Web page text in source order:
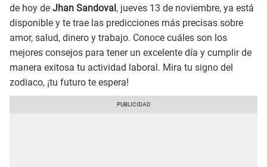
de hoy de Jhan Sandoval , jueves 13 de noviembre, ya está
disponible y te trae las predicciones más precisas sobre
amor, salud, dinero y trabajo. Conoce cuáles son los
mejores consejos para tener un excelente día y cumplir de
manera exitosa tu actividad laboral. Mira tu signo del
zodiaco, ¡tu futuro te espera!